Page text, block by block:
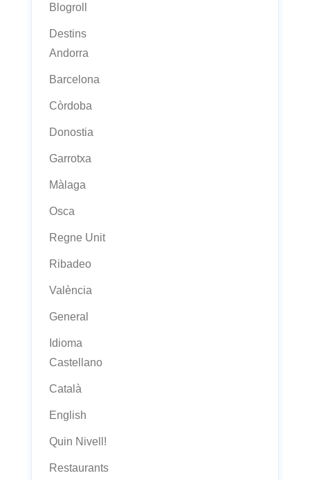
Blogroll
Destins
Andorra
Barcelona
Còrdoba
Donostia
Garrotxa
Màlaga
Osca
Regne Unit
Ribadeo
València
General
Idioma
Castellano
Català
English
Quin Nivell!
Restaurants